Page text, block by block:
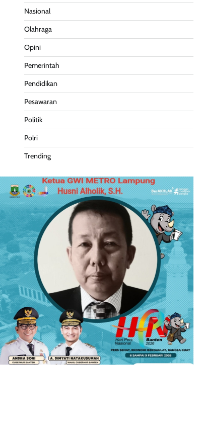
Nasional
Olahraga
Opini
Pemerintah
Pendidikan
Pesawaran
Politik
Polri
Trending